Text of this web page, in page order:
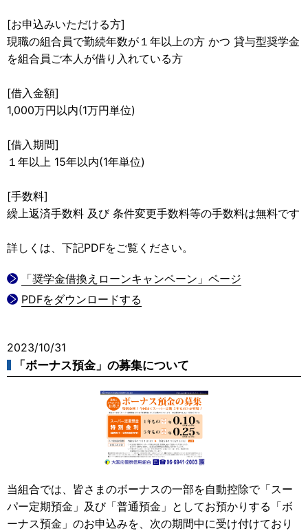
[お申込みいただける方]
現職の組合員で勤続年数が１年以上の方 かつ 貸与型奨学金
を組合員ご本人が借り入れている方
[借入金額]
1,000万円以内(1万円単位)
[借入期間]
１年以上 15年以内(1年単位)
[手数料]
繰上返済手数料 及び 条件変更手数料等の手数料は無料です
詳しくは、下記PDFをご覧ください。
「奨学金借換えローンキャンペーン」ページ
PDFをダウンロードする
2023/10/31
「ボーナス預金」の募集について
当組合では、皆さまのボーナスの一部を自動控除で「スー
パー定期預金」及び「普通預金」としてお預かりする「ボ
ーナス預金」のお申込みを、次の期間中に受け付けており